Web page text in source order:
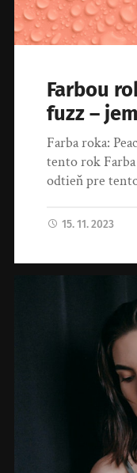
Farbou
fuzz –
Farba roka:
tento rok
odtieň pre
15. 11. 2023